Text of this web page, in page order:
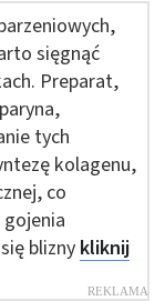
sięgnąć
Preparat,
tych
kolagenu,
co
blizny kliknij